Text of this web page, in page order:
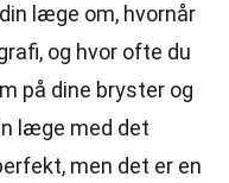
læge om, hvornår
og hvor ofte du
på dine bryster og
læge med det
men det er en